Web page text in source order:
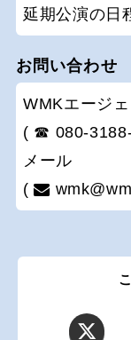
延期公演の日
お問い合わせ
WMKエージ
( ☎ 080-
メール
(